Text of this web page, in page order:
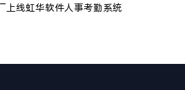
上线虹华软件人事考勤系统